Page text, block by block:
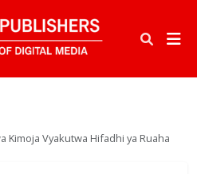
Kimoja Vyakutwa Hifadhi ya Ruaha